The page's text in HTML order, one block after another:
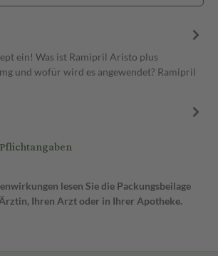
ein! Was ist Ramipril Aristo plus
und wofür wird es angewendet? Ramipril
lesen Sie die Packungsbeilage
Ihren Arzt oder in Ihrer Apotheke.